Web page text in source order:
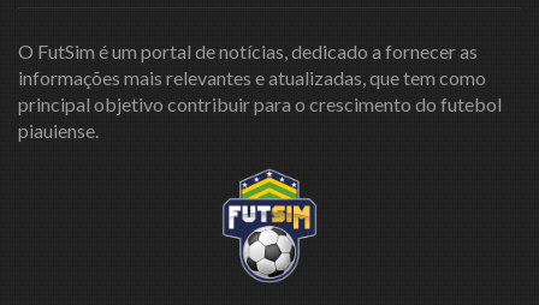
O FutSim é um portal de notícias, dedicado a fornecer as
informações mais relevantes e atualizadas, que tem como
principal objetivo contribuir para o crescimento do futebol
piauiense.